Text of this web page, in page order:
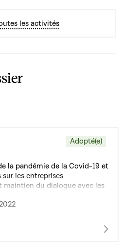
les activités
Adopté(e)
la pandémie de la Covid-19 et
sur les entreprises
maintien du dialogue avec les
compétant